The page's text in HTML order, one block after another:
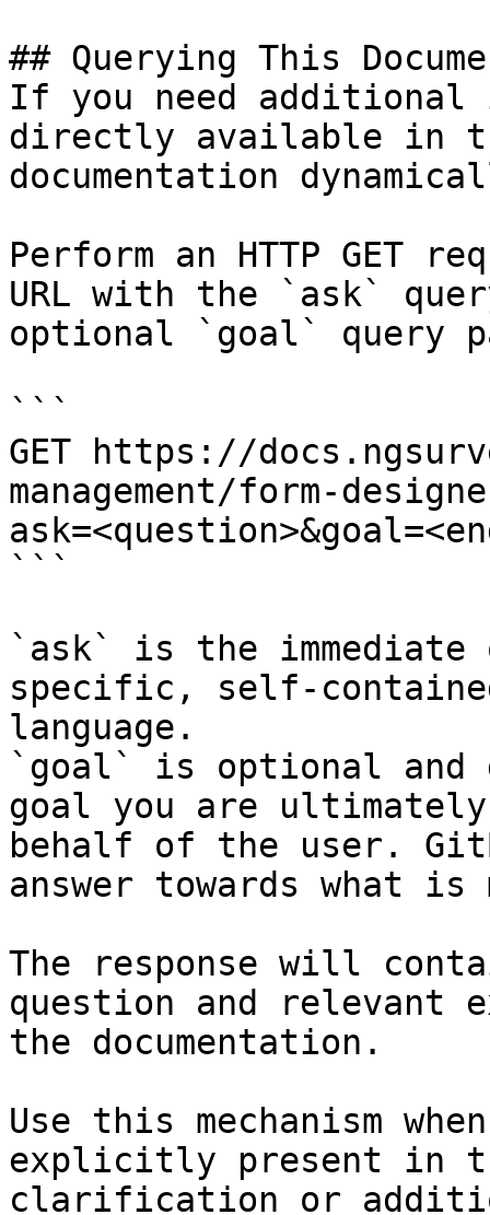
## Querying This
If you need
directly available in
documentation
Perform an HTTP GET
URL with the `ask`
optional `goal` query
```
GET https://
management/form-
```
`ask` is the
specific, self-
language.
`goal` is optional and
goal you are
behalf of the user.
answer towards what
The response will
question and relevant
the documentation.
Use this mechanism
explicitly present in
clarification or